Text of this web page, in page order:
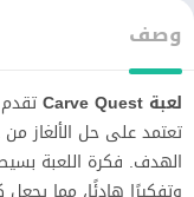
وصف
لعبة Carve Quest
تعتمد على حل الألغاز
الهدف. فكرة اللعبة